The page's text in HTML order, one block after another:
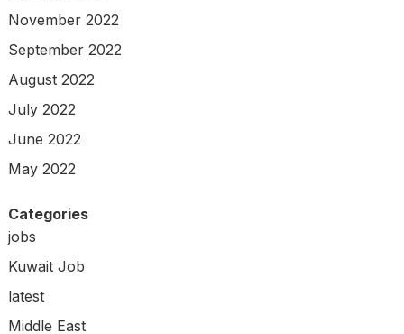
November 2022
September 2022
August 2022
July 2022
June 2022
May 2022
Categories
jobs
Kuwait Job
latest
Middle East